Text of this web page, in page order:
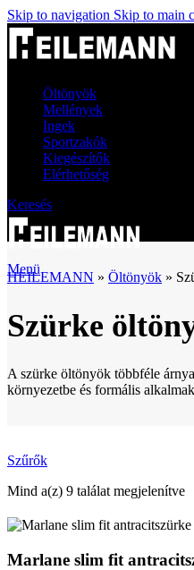
Skip to navigation Skip to main
Öltönyök
Mellények
Ingek
Sportzakók
Kiegészítők
Elérhetőség
Keresés
Menü
HEILEMANN » Öltönyök »
Szürke
A szürke öltönyök többféle
környezetbe és formális
Szűrők
Mind a(z) 9 találat megjelenítve
Marlane slim fit